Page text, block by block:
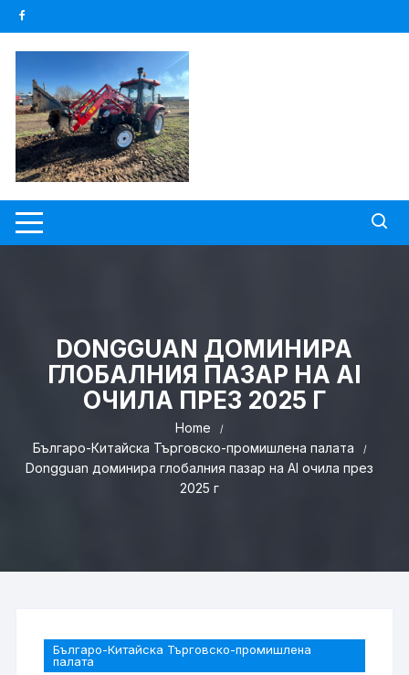
Skip
to
content
DONGGUAN ДОМИНИРА
ГЛОБАЛНИЯ ПАЗАР НА AI
ОЧИЛА ПРЕЗ 2025 Г
Home
Българо-Китайска Търговско-промишлена палaта
Dongguan доминира глобалния пазар на AI очила през
2025 г
Българо-Китайска Търговско-промишлена
палaта